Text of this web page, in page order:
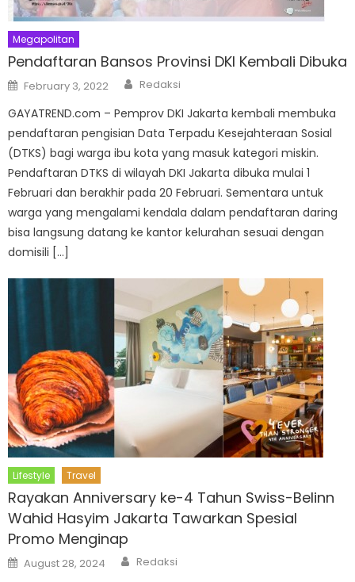
Megapolitan
Pendaftaran Bansos Provinsi DKI Kembali Dibuka
Posted
on
February 3, 2022 Author
Redaksi
GAYATREND.com – Pemprov DKI Jakarta kembali membuka
pendaftaran pengisian Data Terpadu Kesejahteraan Sosial
(DTKS) bagi warga ibu kota yang masuk kategori miskin.
Pendaftaran DTKS di wilayah DKI Jakarta dibuka mulai 1
Februari dan berakhir pada 20 Februari. Sementara untuk
warga yang mengalami kendala dalam pendaftaran daring
bisa langsung datang ke kantor kelurahan sesuai dengan
domisili […]
Lifestyle Travel
Rayakan Anniversary ke-4 Tahun Swiss-Belinn
Wahid Hasyim Jakarta Tawarkan Spesial
Promo Menginap
Posted
on
August 28, 2024 Author
Redaksi